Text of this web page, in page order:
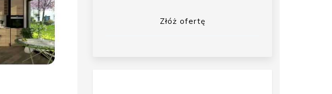
Złóż ofertę